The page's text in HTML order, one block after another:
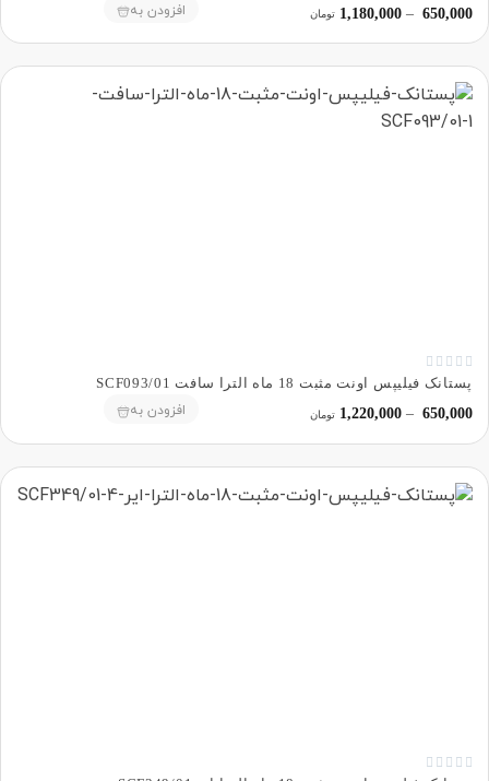
650,000
–
1,180,000 تومان افزودن به





پستانک فیلیپس اونت مثبت 18 ماه الترا سافت SCF093/01
650,000
–
1,220,000 تومان افزودن به




